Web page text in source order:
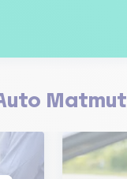
Matmut